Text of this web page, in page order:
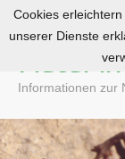
o
c
Natur
Informationen zur
Cookies
unserer Dienste